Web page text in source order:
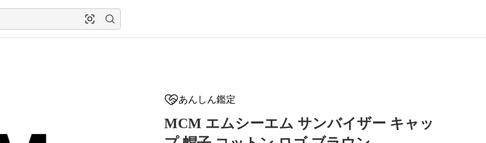
あんしん鑑定
MCM エムシーエム サンバイザー キャッ